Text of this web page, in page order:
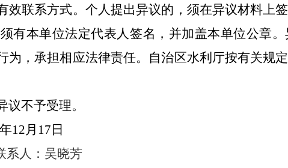
效联系方式。个人提出异议的，须在异议材料上
有本单位法定代表人签名，并加盖本单位公章
为，承担相应法律责任。自治区水利厅按有关规
不予受理。
年12月 17 日
系人： 吴晓芳